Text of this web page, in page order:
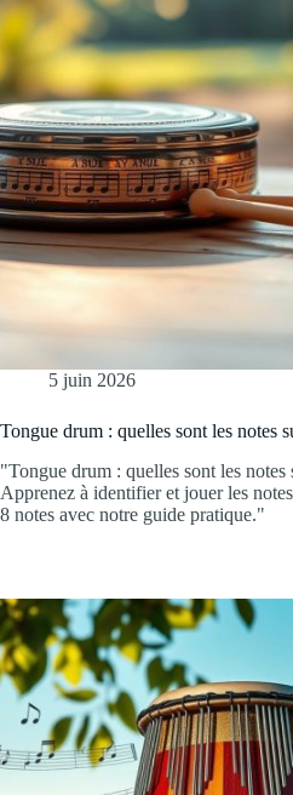
5 juin 2026
Tongue drum : quelles sont les notes
"Tongue drum : quelles sont les notes
Apprenez à identifier et jouer les
8 notes avec notre guide pratique."